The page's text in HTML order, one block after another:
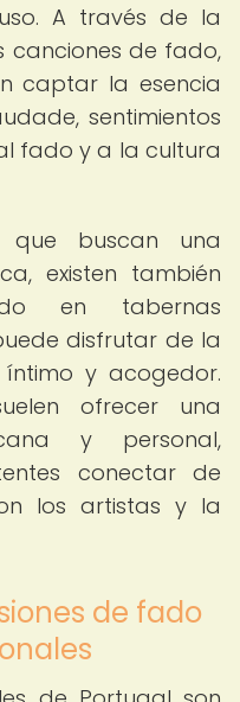
A través de la
canciones de fado,
captar la esencia
sentimientos
fado y a la cultura
que buscan una
existen también
en tabernas
disfrutar de la
y acogedor.
ofrecer una
y personal,
conectar de
los artistas y la
de fado